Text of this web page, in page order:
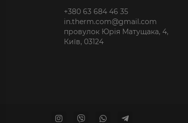
+380 63 684 46 35
in.therm.com@gmail.com
провулок Юрія Матущака, 4,
Київ, 03124